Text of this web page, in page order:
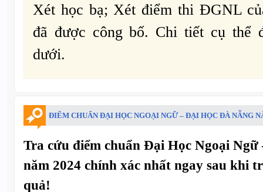
Xét học bạ; Xét điểm thi ĐGNL
đã được công bố. Chi tiết cụ thể
dưới.
ĐIỂM CHUẨN ĐẠI HỌC NGOẠI NGỮ – ĐẠI HỌC ĐÀ NẴNG
Tra cứu điểm chuẩn Đại Học Ngoại
năm 2024 chính xác nhất ngay sau khi
quả!